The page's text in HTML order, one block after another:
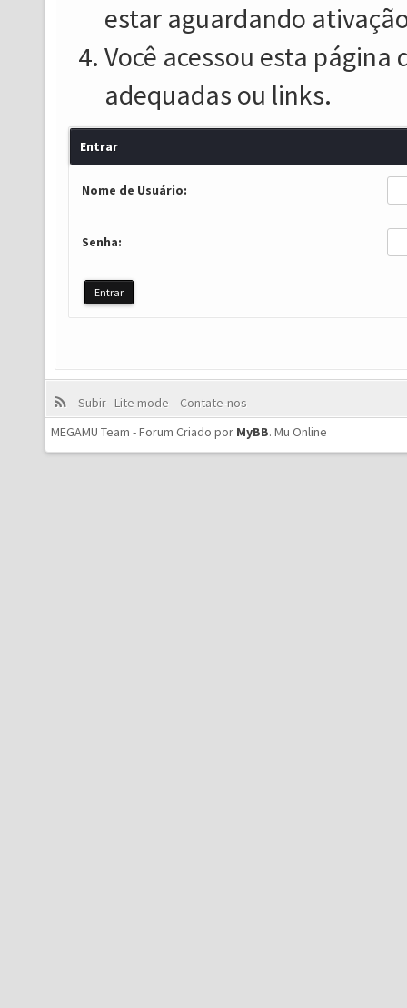
estar aguardando
Você acessou esta
adequadas ou links.
Entrar
Nome de Usuário:
Senha:
Subir Lite mode
Contate-nos
MEGAMU Team - Forum Criado por MyBB. Mu Online